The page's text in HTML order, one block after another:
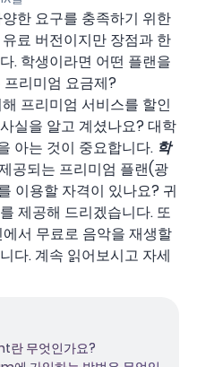
한 요구를 충족하기 위한
료 버전이지만 장점과 한
. 학생이라면 어떤 플랜을
리미엄 요금제?
프리미엄 서비스를 할인
실을 알고 계셨나요? 대학
아는 것이 중요합니다. 학
공되는 프리미엄 플랜(광
이용할 자격이 있나요? 귀
제공해 드리겠습니다. 또
서 무료로 음악을 재생할
다. 계속 읽어보시고 자세
란 무엇인가요?